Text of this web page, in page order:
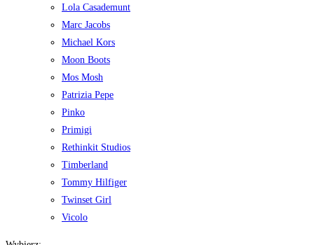
Lola Casademunt
Marc Jacobs
Michael Kors
Moon Boots
Mos Mosh
Patrizia Pepe
Pinko
Primigi
Rethinkit Studios
Timberland
Tommy Hilfiger
Twinset Girl
Vicolo